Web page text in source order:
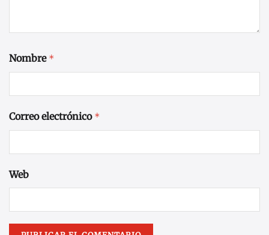
Nombre *
Correo electrónico *
Web